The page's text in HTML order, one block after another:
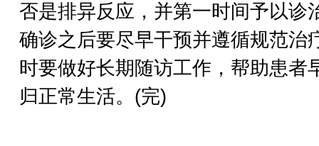
否是排异反应，并第一时间予以诊
确诊之后要尽早干预并遵循规范治
时要做好长期随访工作，帮助患者
归正常生活。(完)